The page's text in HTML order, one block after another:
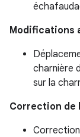
Modifications
charnière
sur la
Correction de